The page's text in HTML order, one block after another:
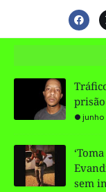
junho
sem